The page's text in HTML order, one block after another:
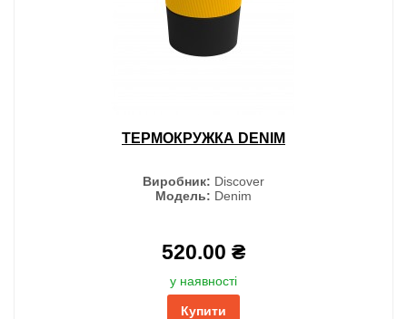
ТЕРМОКРУЖКА DENIM
Виробник: Discover
Модель: Denim
520.00 ₴
у наявності
Купити